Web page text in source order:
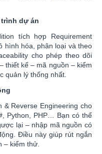
dự án
tích hợp Requirement
hình hóa, phân loại và theo
cho phép theo dõi
thiết kế – mã nguồn – kiểm
quản lý thống nhất.
& Reverse Engineering cho
Python, PHP… Bạn có thể
lại – nhập mã nguồn có
Điều này giúp rút ngắn
– kiểm thử.